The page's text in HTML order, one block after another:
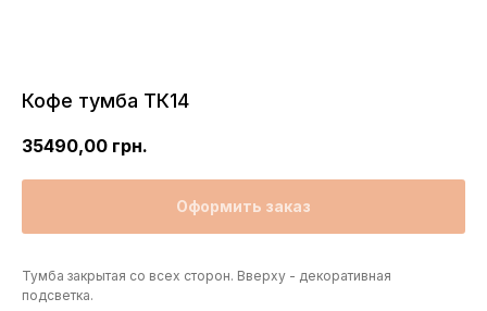
Кофе тумба ТК14
35490,00 грн.
Оформить заказ
Тумба закрытая со всех сторон. Вверху - декоративная
подсветка.